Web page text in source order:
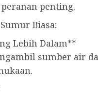
penting.
Biasa:
Lebih Dalam**
sumber air